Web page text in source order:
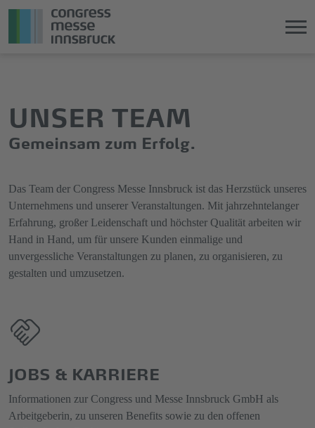
springen
springen
UNSER TEAM
Gemeinsam zum Erfolg.
Das Team der Congress Messe Innsbruck ist das Herzstück unseres
Unternehmens und unserer Veranstaltungen. Mit jahrzehntelanger
Erfahrung, großer Leidenschaft und höchster Qualität arbeiten wir
Hand in Hand, um für unsere Kunden einmalige und
unvergessliche Veranstaltungen zu planen, zu organisieren, zu
gestalten und umzusetzen.
JOBS & KARRIERE
Informationen zur Congress und Messe Innsbruck GmbH als
Arbeitgeberin, zu unseren Benefits sowie zu den offenen